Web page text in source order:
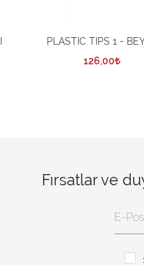
PLASTIC TIPS 1 -
126,00
Fırsatlar ve